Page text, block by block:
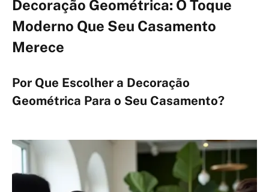
Decoração Geométrica: O Toque
Moderno Que Seu Casamento
Merece
Por Que Escolher a Decoração
Geométrica Para o Seu Casamento?